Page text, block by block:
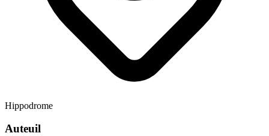
Hippodrome
Auteuil